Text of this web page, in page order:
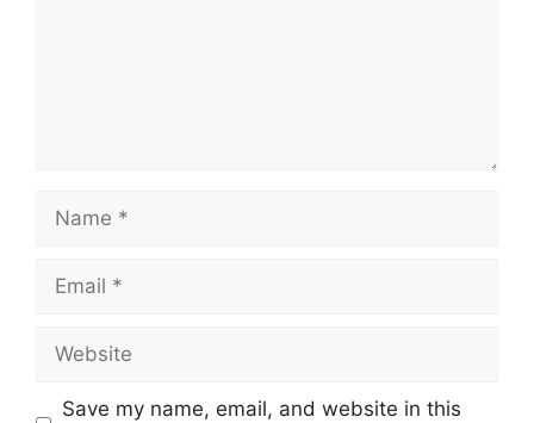
Name
Email
Website
Save my name, email, and website in this